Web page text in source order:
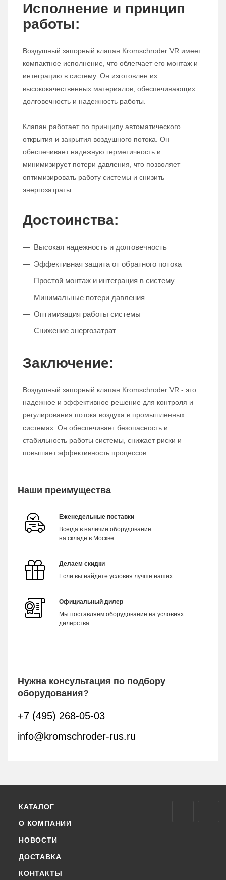
Исполнение и принцип
работы:
Воздушный запорный клапан Kromschroder VR имеет
компактное исполнение, что облегчает его монтаж и
интеграцию в систему. Он изготовлен из
высококачественных материалов, обеспечивающих
долговечность и надежность работы.
Клапан работает по принципу автоматического
открытия и закрытия воздушного потока. Он
обеспечивает надежную герметичность и
минимизирует потери давления, что позволяет
оптимизировать работу системы и снизить
энергозатраты.
Достоинства:
Высокая надежность и долговечность
Эффективная защита от обратного потока
Простой монтаж и интеграция в систему
Минимальные потери давления
Оптимизация работы системы
Снижение энергозатрат
Заключение:
Воздушный запорный клапан Kromschroder VR - это
надежное и эффективное решение для контроля и
регулирования потока воздуха в промышленных
системах. Он обеспечивает безопасность и
стабильность работы системы, снижает риски и
повышает эффективность процессов.
Наши преимущества
Еженедельные поставки
Всегда в наличии оборудование
на складе в Москве
Делаем скидки
Если вы найдете условия лучше наших
Официальный дилер
Мы поставляем оборудование на условиях
дилерства
Нужна консультация по подбору
оборудования?
+7 (495) 268-05-03
info@kromschroder-rus.ru
КАТАЛОГ
О КОМПАНИИ
НОВОСТИ
ДОСТАВКА
КОНТАКТЫ